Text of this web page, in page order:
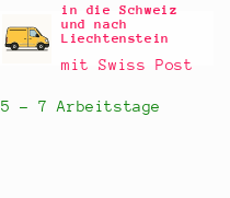
in die Schweiz
und nach
Liechtenstein
mit Swiss Post
5 - 7 Arbeitstage